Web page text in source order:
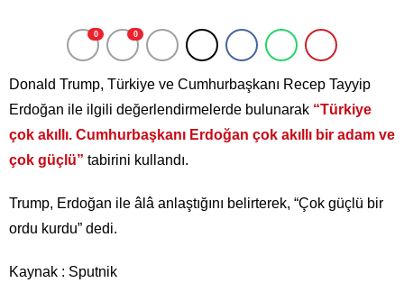
0 0
Donald Trump, Türkiye ve Cumhurbaşkanı Recep Tayyip
Erdoğan ile ilgili değerlendirmelerde bulunarak “Türkiye
çok akıllı. Cumhurbaşkanı Erdoğan çok akıllı bir adam ve
çok güçlü” tabirini kullandı.
Trump, Erdoğan ile âlâ anlaştığını belirterek, “Çok güçlü bir
ordu kurdu” dedi.
Kaynak : Sputnik